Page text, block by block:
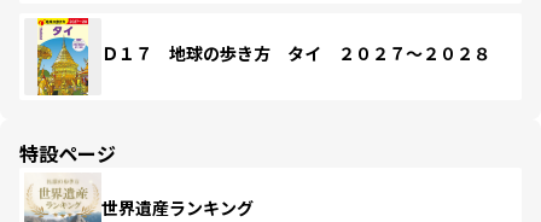
Ｄ１７ 地球の歩き方 タイ ２０２７～２０２８
特設ページ
世界遺産ランキング